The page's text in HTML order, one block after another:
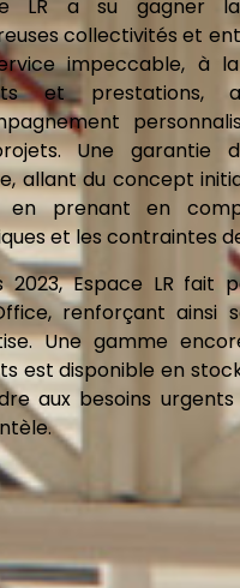
LR a su gagner
collectivités et
impeccable, à
et prestations,
Une garantie
allant du concept
en prenant en
et les contraintes
2023, Espace LR fait
renforçant ainsi
Une gamme
est disponible en
aux besoins